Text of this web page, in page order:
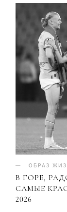
ОБРАЗ
В ГОРЕ,
САМЫЕ
2026